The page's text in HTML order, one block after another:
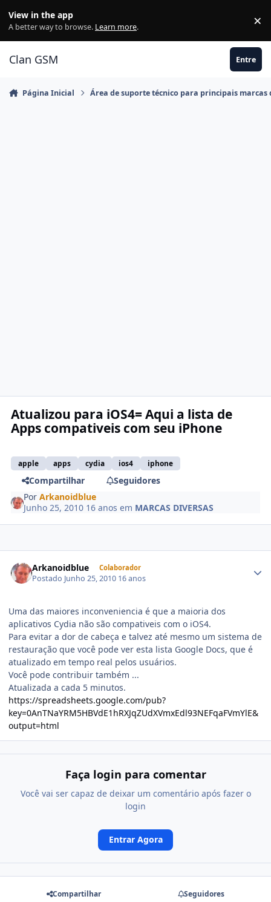
View in the app
A better way to browse. Learn more. ×
Clan GSM Entre
Página Inicial Área de suporte técnico para principais marcas
Atualizou para iOS4= Aqui a lista de
Apps compativeis com seu iPhone
apple apps cydia ios4 iphone
Compartilhar
Seguidores
PorArkanoidblue
Junho 25, 2010 16 anos em MARCAS DIVERSAS
Arkanoidblue Colaborador
Postado Junho 25, 2010 16 anos
Uma das maiores inconveniencia é que a maioria dos
aplicativos Cydia não são compativeis com o iOS4.
Para evitar a dor de cabeça e talvez até mesmo um sistema de
restauração que você pode ver esta lista Google Docs, que é
atualizado em tempo real pelos usuários.
Você pode contribuir também ...
Atualizada a cada 5 minutos.
https://spreadsheets.google.com/pub?
key=0AnTNaYRM5HBVdE1hRXJqZUdXVmxEdl93NEFqaFVmYlE&
output=html
Faça login para comentar
Você vai ser capaz de deixar um comentário após fazer o
login
Entrar Agora
Compartilhar Seguidores